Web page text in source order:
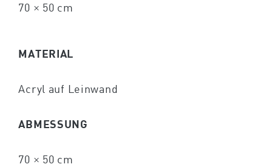
70 × 50 cm
MATERIAL
Acryl auf Leinwand
ABMESSUNG
70 × 50 cm